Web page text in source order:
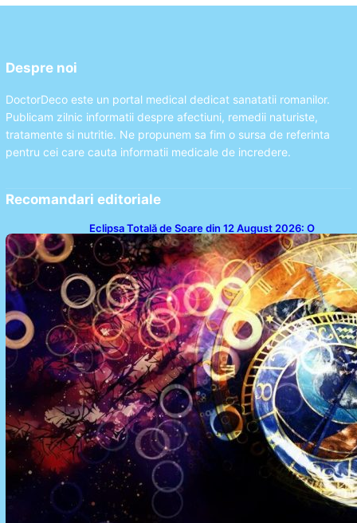
Despre noi
DoctorDeco este un portal medical dedicat sanatatii romanilor.
Publicam zilnic informatii despre afectiuni, remedii naturiste,
tratamente si nutritie. Ne propunem sa fim o sursa de referinta
pentru cei care cauta informatii medicale de incredere.
Recomandari editoriale
Eclipsa Totală de Soare din 12 August 2026: O
Analiză a Impactului asupra Trei Zodii și a Ciclului de
18 Ani